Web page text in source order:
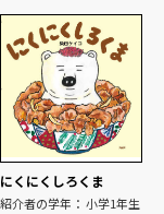
にくにくしろくま
紹介者の学年： 小学1年生